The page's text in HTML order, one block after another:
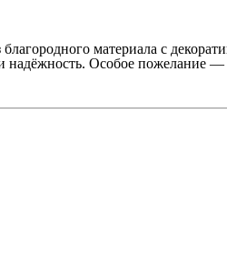
материала с
Особое пожелание —